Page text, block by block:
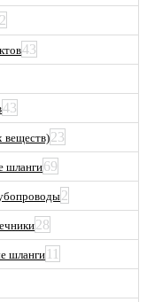
43
43
веществ)23
шланги69
2
28
шланги 11